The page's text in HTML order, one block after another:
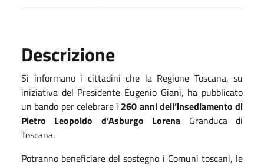
Descrizione
Si informano i cittadini che la Regione Toscana, su
iniziativa del Presidente Eugenio Giani, ha pubblicato
un bando per celebrare i 260 anni dell’insediamento di
Pietro Leopoldo d’Asburgo Lorena Granduca di
Toscana.
Potranno beneficiare del sostegno i Comuni toscani, le